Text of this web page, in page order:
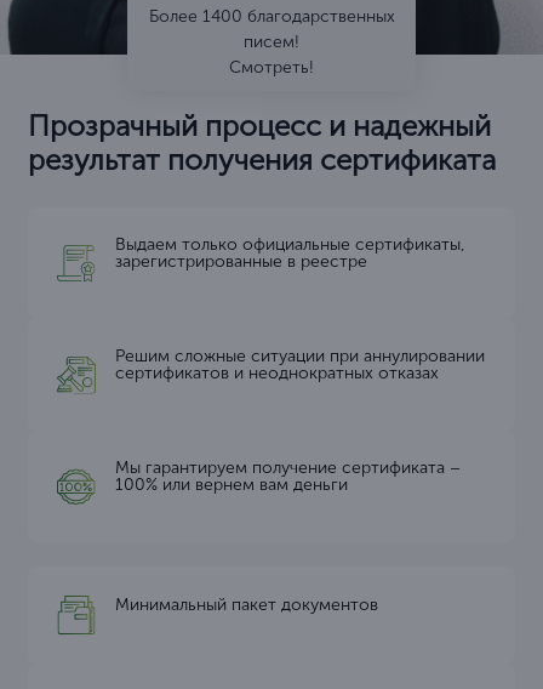
Более 1400 благодарственных
писем!
Смотреть!
Прозрачный процесс и надежный
результат получения сертификата
Выдаем только официальные сертификаты,
зарегистрированные в реестре
Решим сложные ситуации при аннулировании
сертификатов и неоднократных отказах
Мы гарантируем получение сертификата –
100% или вернем вам деньги
Минимальный пакет документов